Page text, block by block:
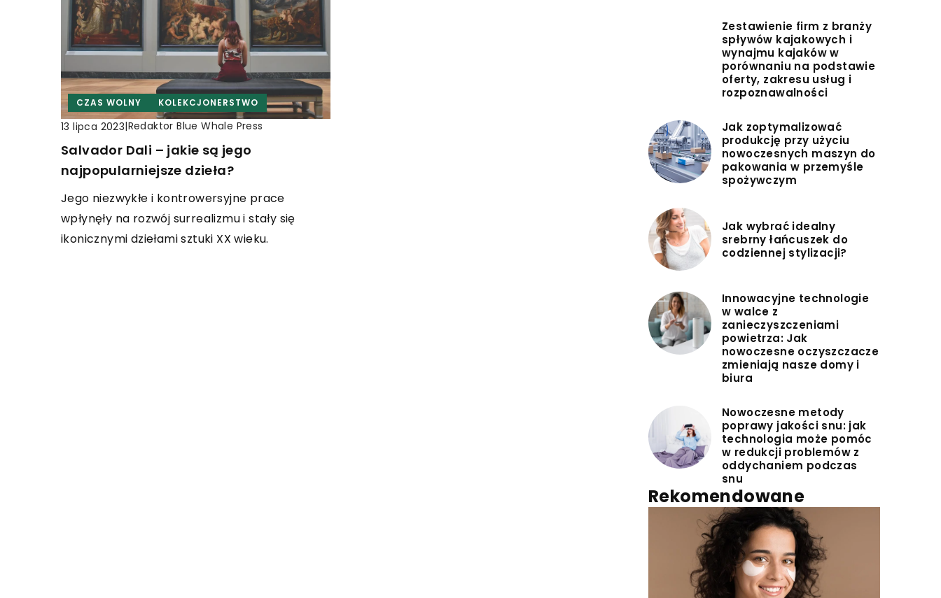
CZAS WOLNY KOLEKCJONERSTWO
13 lipca 2023|Redaktor Blue Whale Press
Salvador Dali – jakie są jego
najpopularniejsze dzieła?
Jego niezwykłe i kontrowersyjne prace
wpłynęły na rozwój surrealizmu i stały się
ikonicznymi dziełami sztuki XX wieku.
Zestawienie firm z branży
spływów kajakowych i
wynajmu kajaków w
porównaniu na podstawie
oferty, zakresu usług i
rozpoznawalności
Jak zoptymalizować
produkcję przy użyciu
nowoczesnych maszyn do
pakowania w przemyśle
spożywczym
Jak wybrać idealny
srebrny łańcuszek do
codziennej stylizacji?
Innowacyjne technologie
w walce z
zanieczyszczeniami
powietrza: Jak
nowoczesne oczyszczacze
zmieniają nasze domy i
biura
Nowoczesne metody
poprawy jakości snu: jak
technologia może pomóc
w redukcji problemów z
oddychaniem podczas
snu
Rekomendowane